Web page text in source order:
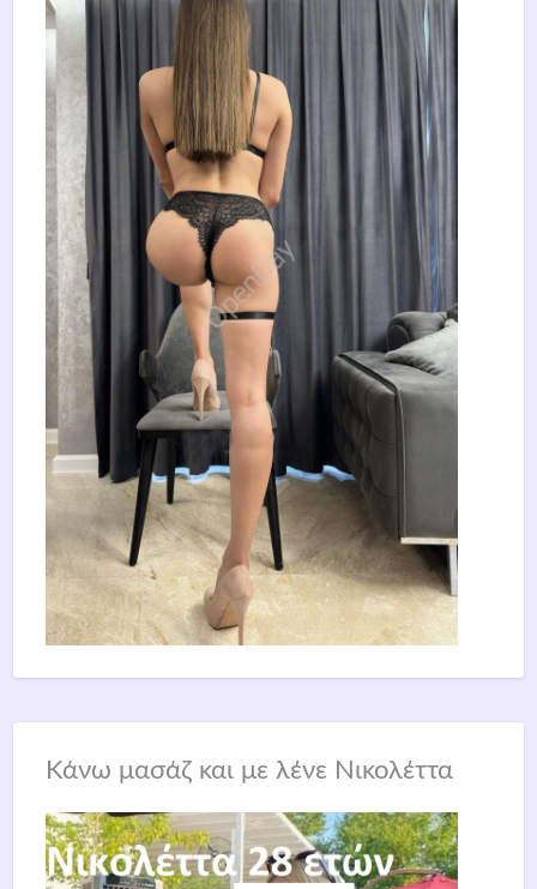
Κάνω μασάζ και με λένε Νικολέττα